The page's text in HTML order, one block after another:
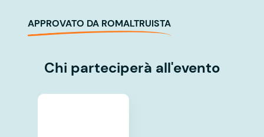
APPROVATO DA ROMALTRUISTA
Chi parteciperà all'evento